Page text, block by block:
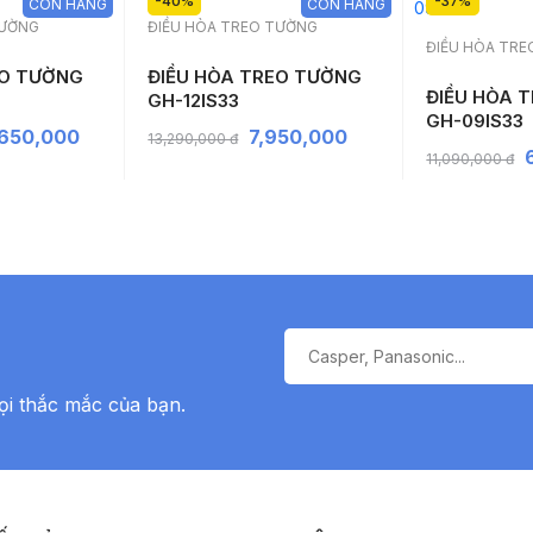
TƯỜNG
CÒN HÀNG
ĐIỀU HÒA TREO TƯỜNG
ĐIỀU HÒA TREO TƯỜNG
GH-12IS33
CÒN HÀNG
13,290,000 đ 7,950,000
ĐIỀU HÒA
ĐIỀU HÒA
GH-09IS33
11,090,000 đ
thắc mắc của bạn.